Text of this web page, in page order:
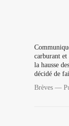
carburant et
la hausse
décidé de
Brèves —